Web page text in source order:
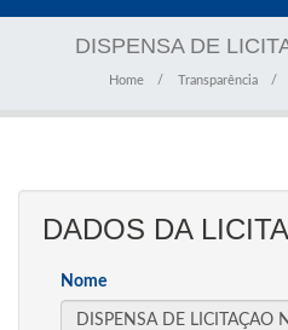
DISPENSA DE
Home Transparência
DADOS DA
Nome